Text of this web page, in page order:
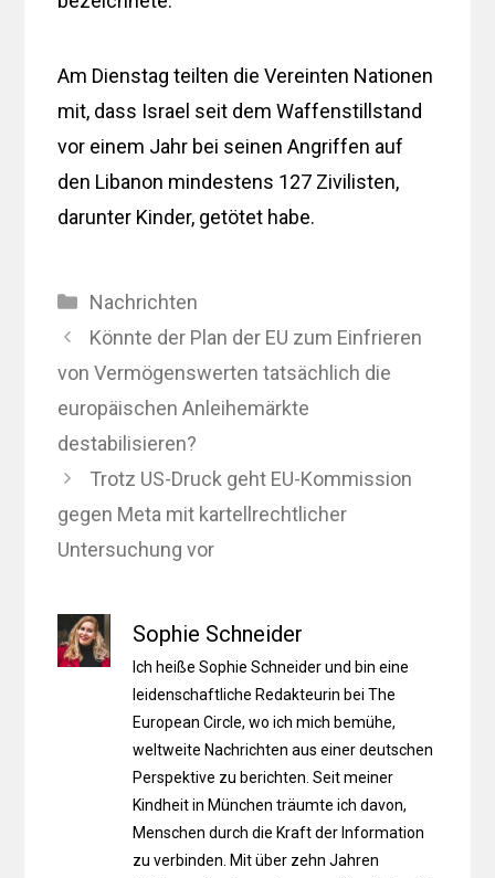
Am Dienstag teilten die Vereinten Nationen
mit, dass Israel seit dem Waffenstillstand
vor einem Jahr bei seinen Angriffen auf
den Libanon mindestens 127 Zivilisten,
darunter Kinder, getötet habe.
Kategorien
Nachrichten
Könnte der Plan der EU zum Einfrieren
von Vermögenswerten tatsächlich die
europäischen Anleihemärkte
destabilisieren?
Trotz US-Druck geht EU-Kommission
gegen Meta mit kartellrechtlicher
Untersuchung vor
Sophie Schneider
Ich heiße Sophie Schneider und bin eine
leidenschaftliche Redakteurin bei The
European Circle, wo ich mich bemühe,
weltweite Nachrichten aus einer deutschen
Perspektive zu berichten. Seit meiner
Kindheit in München träumte ich davon,
Menschen durch die Kraft der Information
zu verbinden. Mit über zehn Jahren